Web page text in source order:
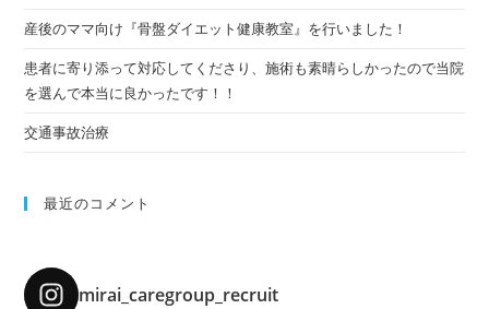
産後のママ向け『骨盤ダイエット健康教室』を行いました！
患者に寄り添って対応してくださり、施術も素晴らしかったので当院
を選んで本当に良かったです！！
交通事故治療
最近のコメント
mirai_caregroup_recruit